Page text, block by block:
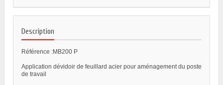
Description
Référence :MB200 P
Application dévidoir de feuillard acier pour aménagement du poste
de travail